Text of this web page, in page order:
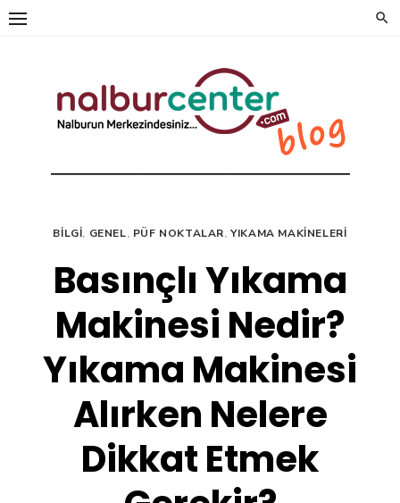
Skip
BILGI, GENEL, PÜF NOKTALAR,YIKAMA MAKINELERI
Basınçlı Yıkama
Makinesi Nedir?
Yıkama Makinesi
Alırken Nelere
Dikkat Etmek